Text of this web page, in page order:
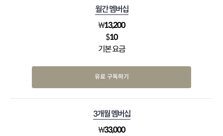
월간 멤버십
₩13,200
$10
기본 요금
유료 구독하기
3개월 멤버십
₩33,000